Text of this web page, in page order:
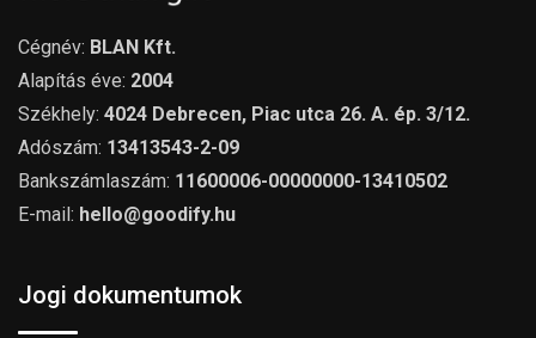
Cégnév: BLAN Kft.
Alapítás éve: 2004
Székhely: 4024 Debrecen, Piac utca 26. A. ép. 3/12.
Adószám: 13413543-2-09
Bankszámlaszám: 11600006-00000000-13410502
E-mail: hello@goodify.hu
Jogi dokumentumok